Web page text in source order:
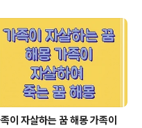
운 변화 앞
이죠. ● 기
졌다는 것
니다. 특
이 자살하는 꿈 해몽 가족이